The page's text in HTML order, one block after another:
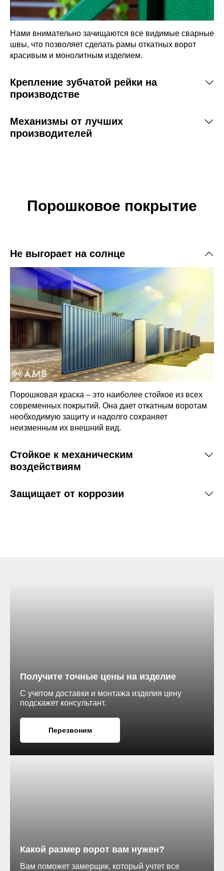
Нами внимательно зачищаются все видимые сварные
швы, что позволяет сделать рамы откатных ворот
красивым и монолитным изделием.
Крепление зубчатой рейки на
производстве
Механизмы от лучших
производителей
Порошковое покрытие
Не выгорает на солнце
Порошковая краска – это наиболее стойкое из всех
современных покрытий. Она дает откатным воротам
необходимую защиту и надолго сохраняет
неизменным их внешний вид.
Стойкое к механическим
воздействиям
Защищает от коррозии
ворота.
прикрутил
ворот и
даже
ролик.
установка
Получите точные цены на изделие
С учетом доставки и монтажа изделия цену
подскажет консультант.
Перезвоним
Какой размер ворот вам нужен?
Вам поможет замерщик, который учтет все